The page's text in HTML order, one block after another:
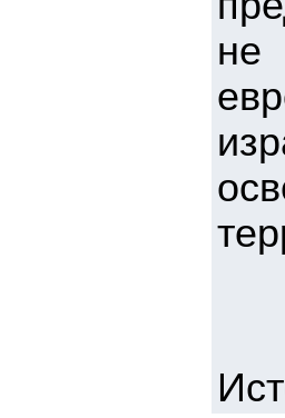
не